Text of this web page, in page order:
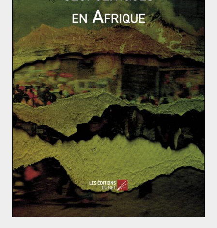
Pakistan participeront de même que les Etats-Unis qui
fourniront une aide logistique et de renseignement. On
voit clairement que l’Arabie Saoudite profite de la crise
pour renforcer son leadership sur le monde sunnite et
en même temps l’Iran a pu renforcer sa présence dans
la région tout en prétextant de l’appui américain aux
sunnites pour pouvoir sans doute renforcer sa position
sur les négociations sur le nucléaire qui ont lieu en ce
moment. Les deux gagnants sont donc bien l’Arabie
Saoudite et l’Iran qui tirent les ficelles depuis le début
de ce conflit qui ravage le pays.
La Transnistrie, joker de Poutine?
Décolonisations africaines, entre conflits directs et p
aix négociées (2/2)